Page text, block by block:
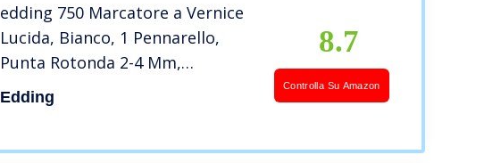
edding 750 Marcatore a Vernice
Lucida, Bianco, 1 Pennarello,
Punta Rotonda 2-4 Mm,
Pennarello Indelebile per Vetro,
Pietra, Legno, Plastica, Carta,
Edding
8.7
Controlla Su Amazon